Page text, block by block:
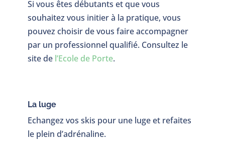
Si vous êtes débutants et que vous
souhaitez vous initier à la pratique, vous
pouvez choisir de vous faire accompagner
par un professionnel qualifié. Consultez le
site de l’Ecole de Porte.
La luge
Echangez vos skis pour une luge et refaites
le plein d’adrénaline.